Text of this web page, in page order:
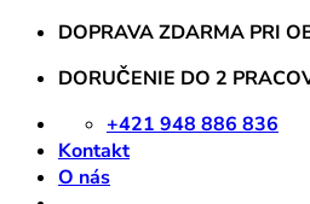
Skip
content
DOPRAVA ZDARMA PRI
DORUČENIE DO 2
+421 948 886 836
Kontakt
O nás